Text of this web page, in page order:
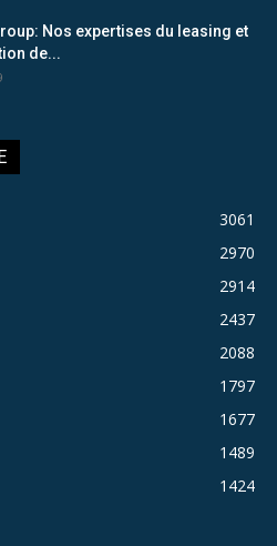
Nos expertises du leasing et
de...
3061
2970
2914
2437
2088
1797
1677
1489
1424